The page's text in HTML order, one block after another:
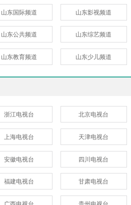
山东国际频道 山东影视频道
山东公共频道 山东综艺频道
山东教育频道 山东少儿频道
浙江电视台 北京电视台
上海电视台 天津电视台
安徽电视台 四川电视台
福建电视台 甘肃电视台